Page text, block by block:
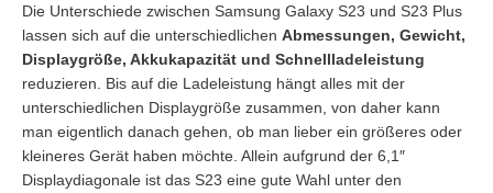
Die Unterschiede zwischen Samsung Galaxy S23 und S23 Plus
lassen sich auf die unterschiedlichen Abmessungen, Gewicht,
Displaygröße, Akkukapazität und Schnellladeleistung
reduzieren. Bis auf die Ladeleistung hängt alles mit der
unterschiedlichen Displaygröße zusammen, von daher kann
man eigentlich danach gehen, ob man lieber ein größeres oder
kleineres Gerät haben möchte. Allein aufgrund der 6,1″
Displaydiagonale ist das S23 eine gute Wahl unter den